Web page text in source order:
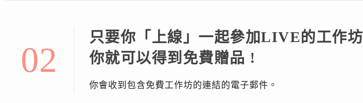
02
只要你「上線」一起參加LIVE的工作坊
你就可以得到免費贈品 !
你會收到包含免費工作坊的連結的電子郵件。